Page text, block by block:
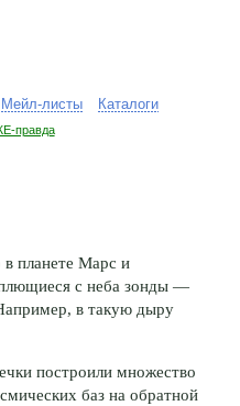
Мейл-листы Каталоги
правда
в планете Марс и
с неба зонды —
в такую дыру
построили множество
баз на обратной